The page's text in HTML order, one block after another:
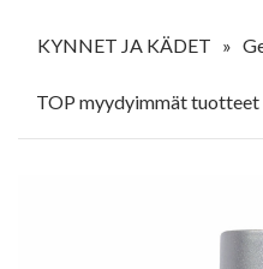
KYNNET JA KÄDET »
TOP myydyimmät tuotteet